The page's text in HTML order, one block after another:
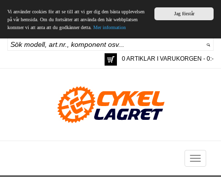
Jag förstår
Vi använder cookies för att se till att vi ger dig den bästa upplevelsen
på vår hemsida. Om du fortsätter att använda den här webbplatsen
kommer vi att anta att du godkänner detta. Mer information
0 ARTIKLAR I VARUKORGEN - 0:-
Toggle
navigation